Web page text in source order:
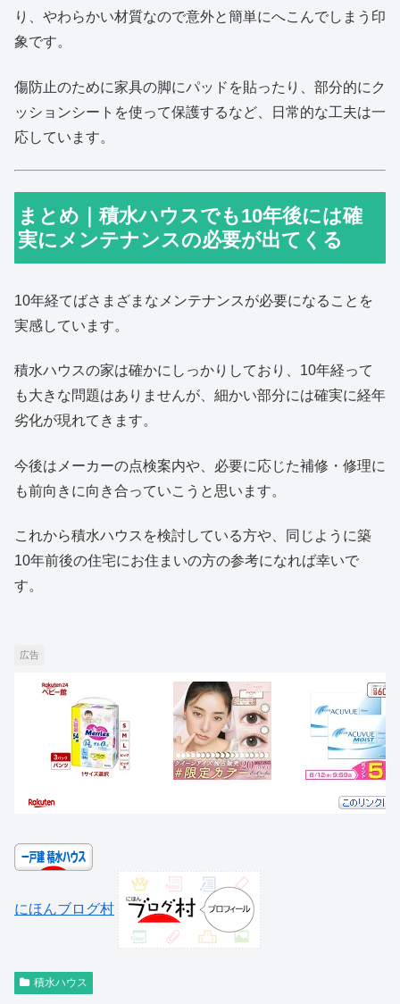
り、やわらかい材質なので意外と簡単にへこんでしまう印
象です。
傷防止のために家具の脚にパッドを貼ったり、部分的にク
ッションシートを使って保護するなど、日常的な工夫は一
応しています。
まとめ｜積水ハウスでも10年後には確
実にメンテナンスの必要が出てくる
10年経てばさまざまなメンテナンスが必要になることを
実感しています。
積水ハウスの家は確かにしっかりしており、10年経って
も大きな問題はありませんが、細かい部分には確実に経年
劣化が現れてきます。
今後はメーカーの点検案内や、必要に応じた補修・修理に
も前向きに向き合っていこうと思います。
これから積水ハウスを検討している方や、同じように築
10年前後の住宅にお住まいの方の参考になれば幸いで
す。
広告
にほんブログ村
積水ハウス